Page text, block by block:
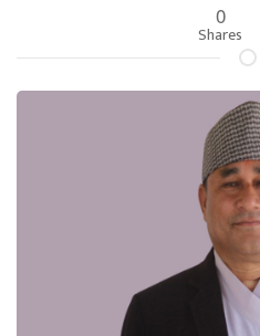
0
Shares